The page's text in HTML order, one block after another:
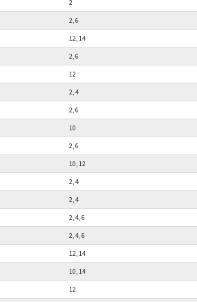
2
2, 6
12, 14
2, 6
12
2, 4
2, 6
10
2, 6
10, 12
2, 4
2, 4
2, 4, 6
2, 4, 6
12, 14
10, 14
12